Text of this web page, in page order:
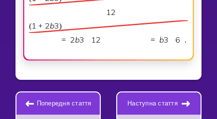
12
(1 + 2b3)
= 2b3 12 = b3 6 .
Попередня стаття Наступна стаття